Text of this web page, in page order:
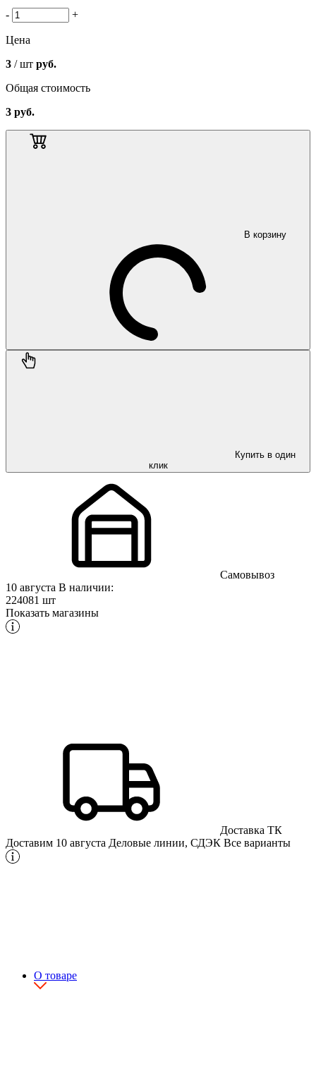
- +
Цена
3 / шт руб.
Общая стоимость
3 руб.
В корзину
Купить в один
клик
Самовывоз
10 августа В наличии:
224081 шт
Показать магазины
Доставка ТК
Доставим 10 августа Деловые линии, СДЭК Все варианты
О товаре